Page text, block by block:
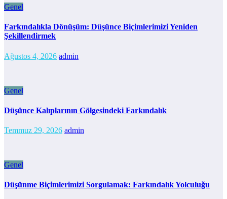
Genel
Farkındalıkla Dönüşüm: Düşünce Biçimlerimizi Yeniden
Şekillendirmek
Ağustos 4, 2026 admin
Genel
Düşünce Kalıplarının Gölgesindeki Farkındalık
Temmuz 29, 2026 admin
Genel
Düşünme Biçimlerimizi Sorgulamak: Farkındalık Yolculuğu